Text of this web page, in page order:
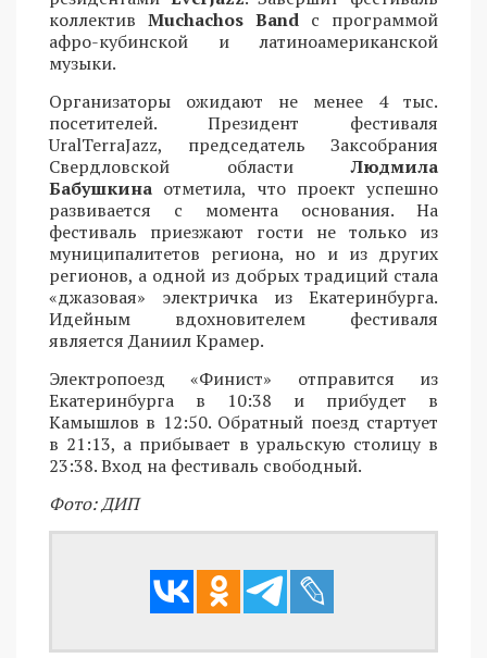
коллектив Muchachos Band с программой
афро-кубинской и латиноамериканской
музыки.
Организаторы ожидают не менее 4 тыс.
посетителей. Президент фестиваля
UralTerraJazz, председатель Заксобрания
Свердловской областиЛюдмила
Бабушкина отметила, что проект успешно
развивается с момента основания. На
фестиваль приезжают гости не только из
муниципалитетов региона, но и из других
регионов, а одной из добрых традиций стала
«джазовая» электричка из Екатеринбурга.
Идейным вдохновителем фестиваля
является Даниил Крамер.
Электропоезд «Финист» отправится из
Екатеринбурга в 10:38 и прибудет в
Камышлов в 12:50. Обратный поезд стартует
в 21:13, а прибывает в уральскую столицу в
23:38. Вход на фестиваль свободный.
Фото: ДИП